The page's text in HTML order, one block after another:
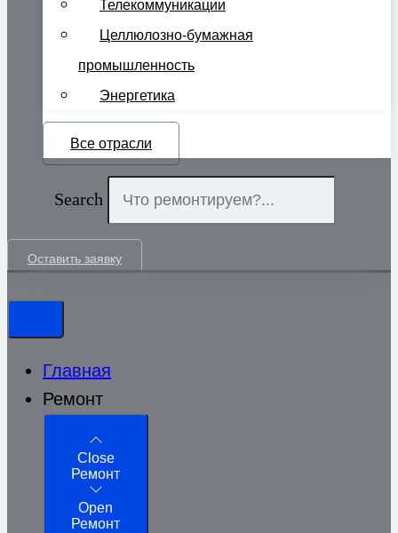
Телекоммуникации
Целлюлозно-бумажная
промышленность
Энергетика
Все отрасли
Search
Оставить заявку
Главная
Ремонт
Close
Ремонт
Open
Ремонт